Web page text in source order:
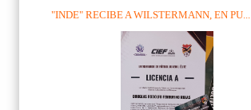
"INDE" RECIBE A WILSTERMANN, EN PU...